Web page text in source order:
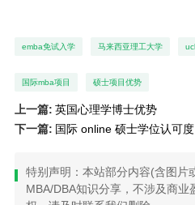
emba免试入学 马来西亚理工大学
国际mba项目 硕士项目优势
上一篇: 英国心理学博士优势
下一篇: 国际 online 硕士学位认可度
特别声明：本站部分内容(含图片
MBA/DBA知识分享，不涉及商业